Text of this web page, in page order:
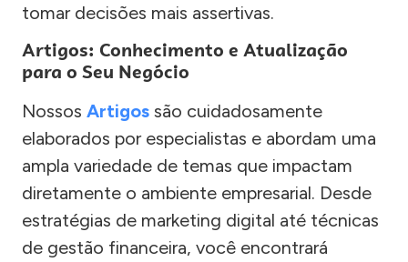
tomar decisões mais assertivas.
Artigos: Conhecimento e Atualização
para o Seu Negócio
Nossos Artigos são cuidadosamente
elaborados por especialistas e abordam uma
ampla variedade de temas que impactam
diretamente o ambiente empresarial. Desde
estratégias de marketing digital até técnicas
de gestão financeira, você encontrará